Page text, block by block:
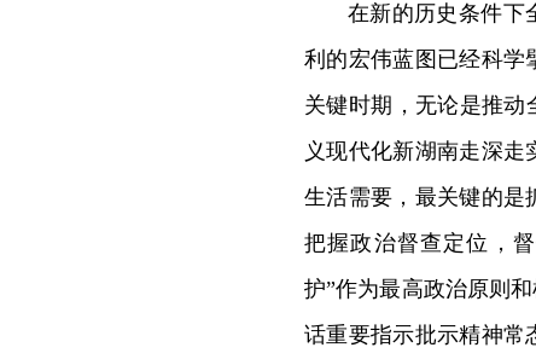
在新的历史条件下
利的宏伟蓝图已经科学
关键时期，无论是推动
义现代化新湖南走深
生活需要，最关键的是
把握政治督查定位，
护”作为最高政治原则
话重要指示批示精神常